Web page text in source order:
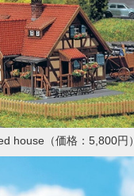
house（価格：5,800円）